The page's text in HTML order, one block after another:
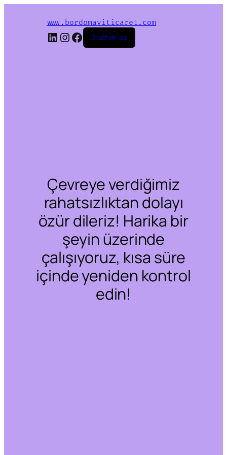
www.bordomaviticaret.com
LinkedIn
Instagram
Facebook
Oturum aç
Çevreye verdiğimiz
rahatsızlıktan dolayı
özür dileriz! Harika bir
şeyin üzerinde
çalışıyoruz, kısa süre
içinde yeniden kontrol
edin!